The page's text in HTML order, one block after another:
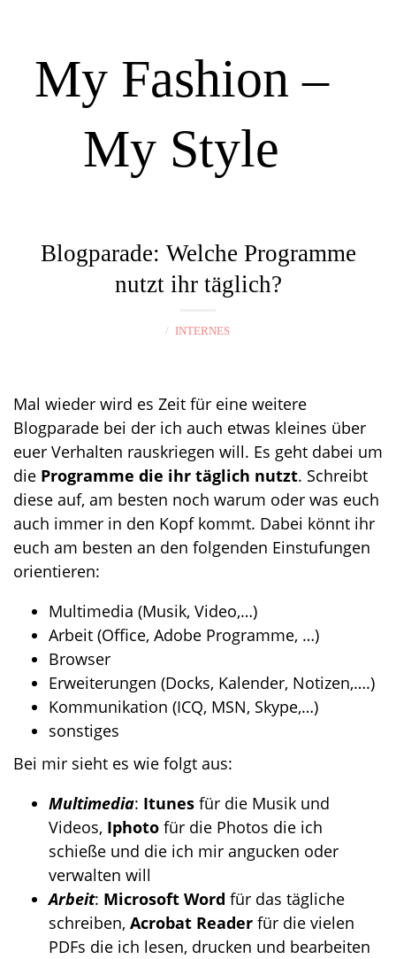
My Fashion –
My Style
o
n
Blogparade: Welche Programme
nutzt ihr täglich?
INTERNES
Mal wieder wird es Zeit für eine weitere
Blogparade bei der ich auch etwas kleines über
euer Verhalten rauskriegen will. Es geht dabei um
die Programme die ihr täglich nutzt. Schreibt
diese auf, am besten noch warum oder was euch
auch immer in den Kopf kommt. Dabei könnt ihr
euch am besten an den folgenden Einstufungen
orientieren:
Multimedia (Musik, Video,…)
Arbeit (Office, Adobe Programme, …)
Browser
Erweiterungen (Docks, Kalender, Notizen,….)
Kommunikation (ICQ, MSN, Skype,…)
sonstiges
Bei mir sieht es wie folgt aus:
Multimedia: Itunes für die Musik und
Videos, Iphoto für die Photos die ich
schieße und die ich mir angucken oder
verwalten will
Arbeit: Microsoft Word für das tägliche
schreiben, Acrobat Reader für die vielen
PDFs die ich lesen, drucken und bearbeiten